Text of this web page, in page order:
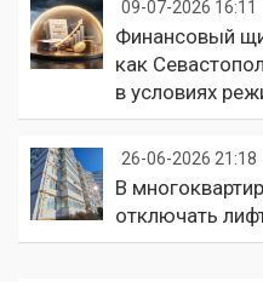
09-07-2026 16:11
Финансовый
как
в условиях
26-06-2026 21:18
В
отключать